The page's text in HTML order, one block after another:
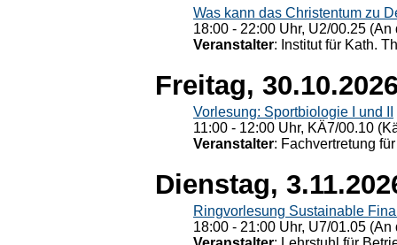
Was kann das Christentum zu
18:00 - 22:00 Uhr, U2/00.25
Veranstalter: Institut für Kath.
Freitag,
Vorlesung: Sportbiologie I und II
11:00 - 12:00 Uhr, KÄ7/00.10
Veranstalter: Fachvertretung
Dienstag,
Ringvorlesung Sustainable
18:00 - 21:00 Uhr, U7/01.05